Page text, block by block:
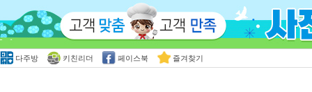
다주방 키친리더 페이스북 즐겨찾기